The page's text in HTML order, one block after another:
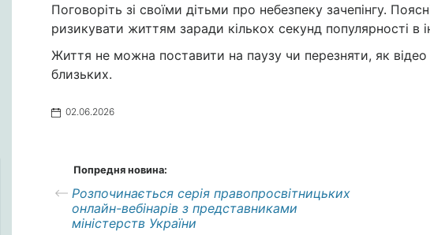
Поговоріть зі своїми дітьми про небезпеку зачепінгу.
ризикувати життям заради кількох секунд популярності в
Життя не можна поставити на паузу чи перезняти, як
близьких.
02.06.2026
Попредня новина:
Розпочинається серія правопросвітницьких
онлайн-вебінарів з представниками
міністерств України